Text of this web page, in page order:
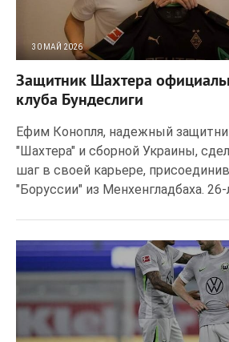
30 МАЙ 2026
Защитник Шахтера
клуба Бундеслиги
Ефим Конопля, надежный
"Шахтера" и сборной Украины,
шаг в своей карьере,
"Боруссии" из Менхенгладбаха.